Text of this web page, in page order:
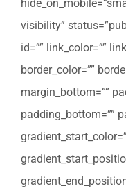
visibility”
id=”” link_color=””
border_color=””
margin_bottom=””
padding_bottom=””